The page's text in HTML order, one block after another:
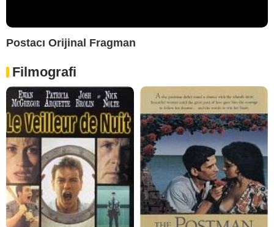
Postacı Orijinal Fragman
Filmografi